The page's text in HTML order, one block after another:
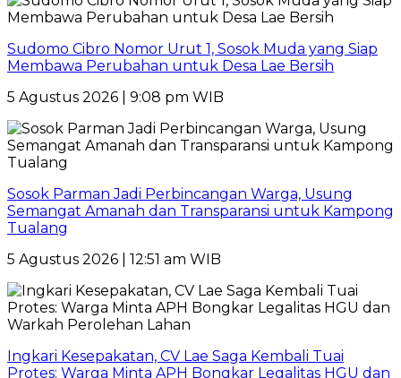
Sudomo Cibro Nomor Urut 1, Sosok Muda yang Siap
Membawa Perubahan untuk Desa Lae Bersih
5 Agustus 2026 | 9:08 pm WIB
Sosok Parman Jadi Perbincangan Warga, Usung
Semangat Amanah dan Transparansi untuk Kampong
Tualang
5 Agustus 2026 | 12:51 am WIB
Ingkari Kesepakatan, CV Lae Saga Kembali Tuai
Protes: Warga Minta APH Bongkar Legalitas HGU dan